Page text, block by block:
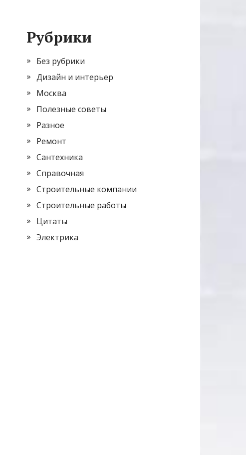
Рубрики
Без рубрики
Дизайн и интерьер
Москва
Полезные советы
Разное
Ремонт
Сантехника
Справочная
Строительные компании
Строительные работы
Цитаты
Электрика